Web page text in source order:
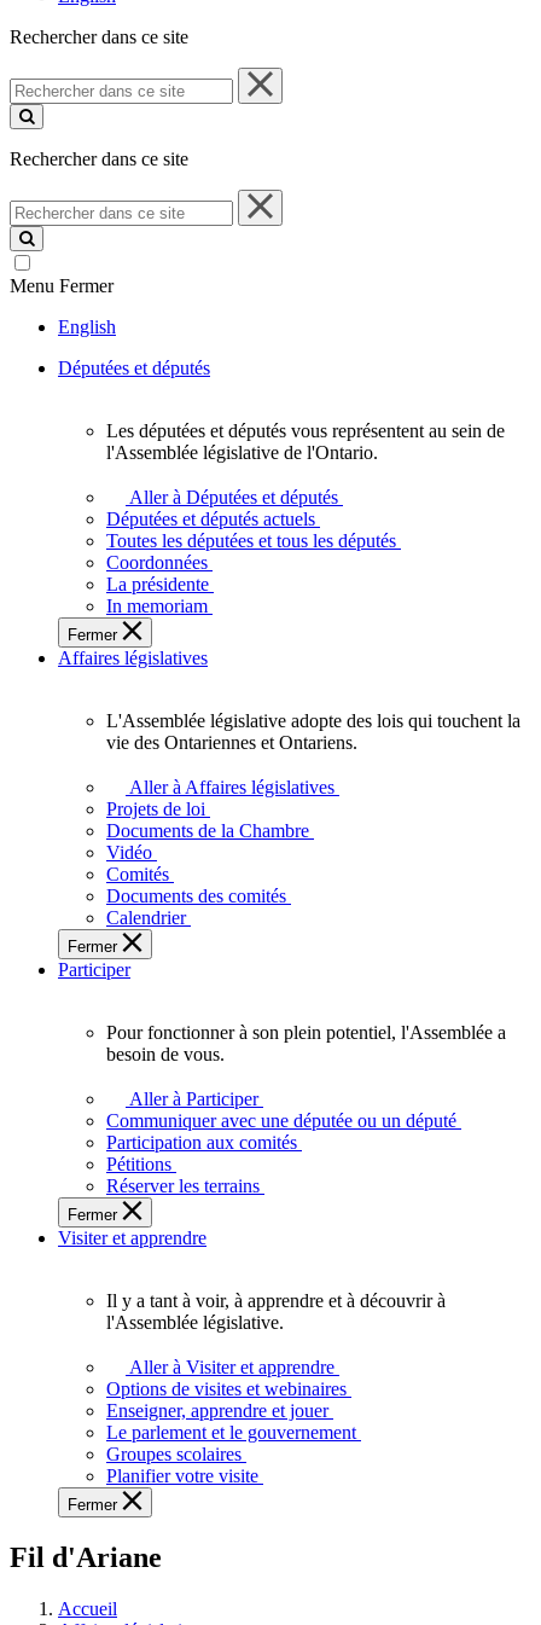
Rechercher dans ce site
Rechercher
dans
ce
Rechercher dans ce site
Rechercher
dans
ce
site
Menu Fermer
English
Députées et députés
députés
vous
représentent
sein
de
l'Assemblée
législative
l'Ontario.
Les députées et députés vous représentent au sein de
l'Assemblée législative de l'Ontario.
Aller à Députées et députés
Députées et députés actuels
Toutes les députées et tous les députés
Coordonnées
La présidente
In memoriam
Fermer
Affaires législatives
L'Assemblée
adopte
touchent
des
Ontariennes
et
L'Assemblée législative adopte des lois qui touchent la
vie des Ontariennes et Ontariens.
Aller à Affaires législatives
Projets de loi
Documents de la Chambre
Vidéo
Comités
Documents des comités
Calendrier
Fermer
Participer
plein
potentiel,
l'Assemblée
a
besoin
de
Pour fonctionner à son plein potentiel, l'Assemblée a
besoin de vous.
Aller à Participer
Communiquer avec une députée ou un député
Participation aux comités
Pétitions
Réserver les terrains
Fermer
Visiter et apprendre
voir,
apprendre
et
à
à
législative.
Il y a tant à voir, à apprendre et à découvrir à
l'Assemblée législative.
Aller à Visiter et apprendre
Options de visites et webinaires
Enseigner, apprendre et jouer
Le parlement et le gouvernement
Groupes scolaires
Planifier votre visite
Fermer
Fil d'Ariane
Accueil